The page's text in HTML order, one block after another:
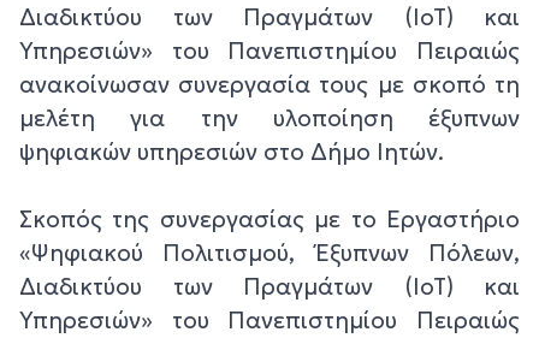
Διαδικτύου των Πραγμάτων (ΙοΤ) και
Υπηρεσιών» του Πανεπιστημίου Πειραιώς
ανακοίνωσαν συνεργασία τους με σκοπό τη
μελέτη για την υλοποίηση έξυπνων
ψηφιακών υπηρεσιών στο Δήμο Ιητών.
Σκοπός της συνεργασίας με το Εργαστήριο
«Ψηφιακού Πολιτισμού, Έξυπνων Πόλεων,
Διαδικτύου των Πραγμάτων (ΙοΤ) και
Υπηρεσιών» του Πανεπιστημίου Πειραιώς